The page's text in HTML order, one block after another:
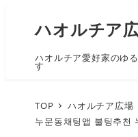
ハオルチア
ハオルチア愛好家のゆ
す
TOP ハオルチア広
누문동채팅앱 불팅추천